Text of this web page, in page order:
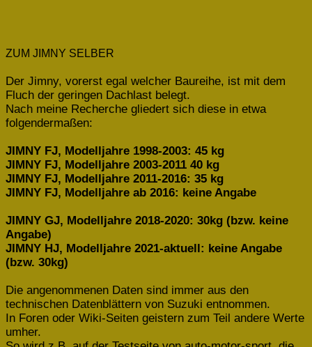
ZUM JIMNY SELBER
Der Jimny, vorerst egal welcher Baureihe, ist mit dem
Fluch der geringen Dachlast belegt.
Nach meine Recherche gliedert sich diese in etwa
folgendermaßen:
JIMNY FJ, Modelljahre 1998-2003: 45 kg
JIMNY FJ, Modelljahre 2003-2011 40 kg
JIMNY FJ, Modelljahre 2011-2016: 35 kg
JIMNY FJ, Modelljahre ab 2016: keine Angabe
JIMNY GJ, Modelljahre 2018-2020: 30kg (bzw. keine
Angabe)
JIMNY HJ, Modelljahre 2021-aktuell: keine Angabe
(bzw. 30kg)
Die angenommenen Daten sind immer aus den
technischen Datenblättern von Suzuki entnommen.
In Foren oder Wiki-Seiten geistern zum Teil andere Werte
umher.